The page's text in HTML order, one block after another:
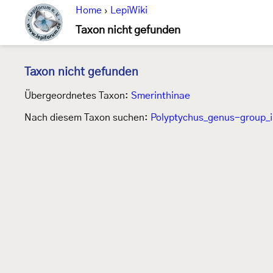
Home › LepiWiki
Taxon nicht gefunden
Taxon nicht gefunden
Übergeordnetes Taxon: Smerinthinae
Nach diesem Taxon suchen: Polyptychus_genus-